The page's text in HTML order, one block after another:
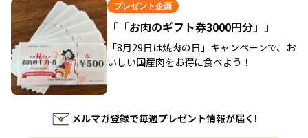
プレゼント企画
「「お肉のギフト券3000円分」」
「8月29日は焼肉の日」キャンペーンで、お
いしい国産肉をお得に食べよう！
メルマガ登録で毎週プレゼント情報が届く!